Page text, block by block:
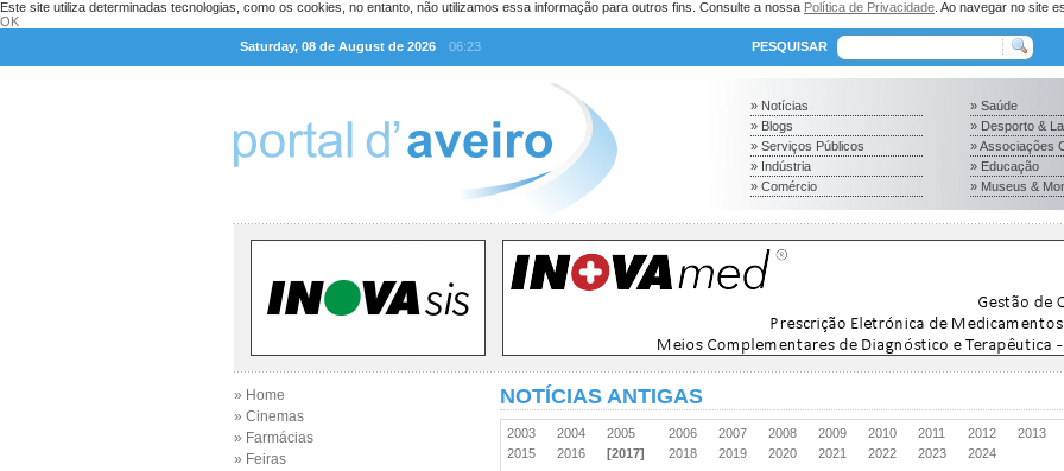
Este site utiliza determinadas tecnologias, como os cookies, no entanto, não utilizamos essa informação para outros fins. Consulte a nossa Política de Privacidade . Ao navegar no site
OK
Saturday, 08 de August de 2026
06:23 PESQUISAR
» Notícias
» Blogs
» Serviços Públicos
» Indústria
» Comércio
» Saúde
» Desporto &
» Associações
» Educação
» Museus &
» Home
» Cinemas
» Farmácias
» Feiras
NOTÍCIAS ANTIGAS
2003 2004 2005 2006 2007 2008 2009 2010 2011 2012 2013
2015
2016 [2017] 2018 2019 2020 2021 2022 2023
2024